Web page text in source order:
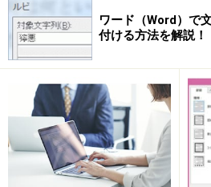
ツールバーの［ズーム］ボタン
メニューを表示したら、［ペー
クします（Word 2007では［表示
［1ページ］をクリック）
2.ページ全体が表示されます。
3.［ファイル］→［ページ設定
ワード（Word）で
付ける方法を解説！